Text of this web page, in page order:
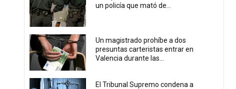
un policía que mató de...
Un magistrado prohíbe a dos
presuntas carteristas entrar en
Valencia durante las...
El Tribunal Supremo condena a